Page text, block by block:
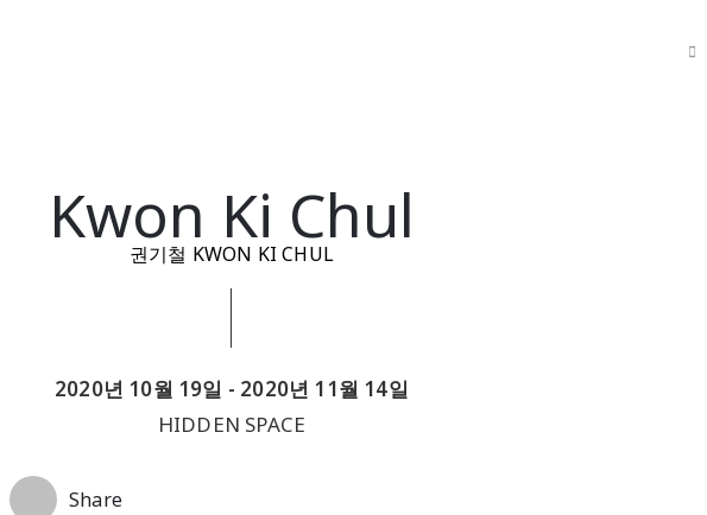
Kwon Ki Chul
권기철 KWON KI CHUL
2020년 10월 19일 - 2020년 11월 14일
HIDDEN SPACE
Share